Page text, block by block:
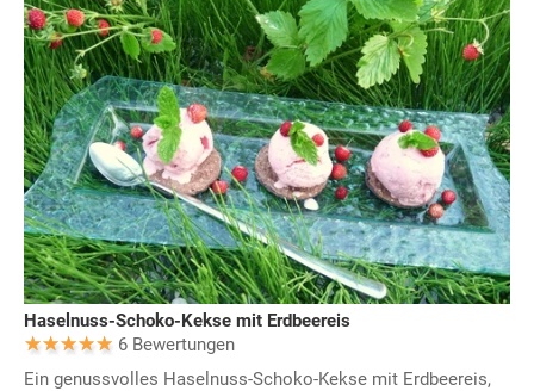
Haselnuss-Schoko-Kekse mit Erdbeereis
6 Bewertungen
Ein genussvolles Haselnuss-Schoko-Kekse mit Erdbeereis,